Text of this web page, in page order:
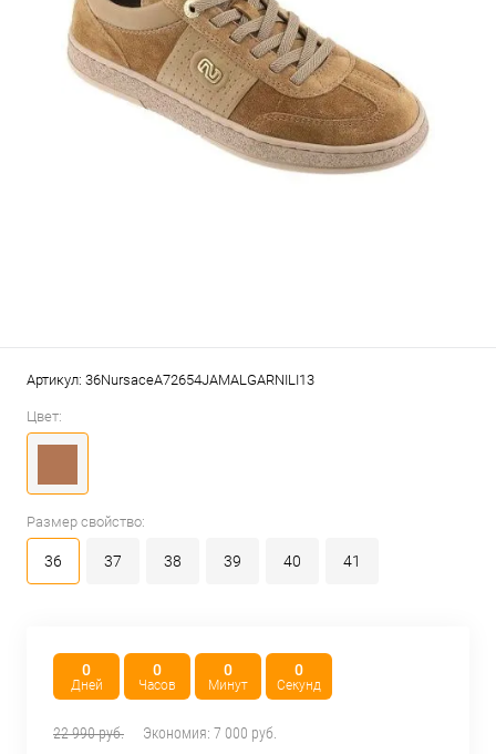
Артикул: 36NursaceA72654JAMALGARNILI13
Цвет:
Размер свойство:
36 37 38 39 40 41
0
Дней
0
Часов
0
Минут
0
Секунд
22 990 руб. Экономия: 7 000 руб.